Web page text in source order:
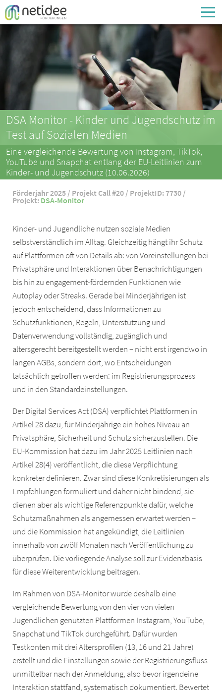
Enter your username or email address
Passwort
Passwort vergessen
DSA Monitor - Kinder und Jugendschutz im
Test auf Sozialen Medien
Eine vergleichende Bewertung von Instagram, TikTok,
YouTube und Snapchat entlang der EU-Leitlinien zum
Kinder- und Jugendschutz (10.06.2026)
Förderjahr 2025 / Projekt Call #20 / ProjektID: 7730 /
Projekt: DSA-Monitor
Kinder- und Jugendliche nutzen soziale Medien
selbstverständlich im Alltag. Gleichzeitig hängt ihr Schutz
auf Plattformen oft von Details ab: von Voreinstellungen bei
Privatsphäre und Interaktionen über Benachrichtigungen
bis hin zu engagement-fördernden Funktionen wie
Autoplay oder Streaks. Gerade bei Minderjährigen ist
jedoch entscheidend, dass Informationen zu
Schutzfunktionen, Regeln, Unterstützung und
Datenverwendung vollständig, zugänglich und
altersgerecht bereitgestellt werden – nicht erst irgendwo in
langen AGBs, sondern dort, wo Entscheidungen
tatsächlich getroffen werden: im Registrierungsprozess
und in den Standardeinstellungen.
Der Digital Services Act (DSA) verpflichtet Plattformen in
Artikel 28 dazu, für Minderjährige ein hohes Niveau an
Privatsphäre, Sicherheit und Schutz sicherzustellen. Die
EU-Kommission hat dazu im Jahr 2025 Leitlinien nach
Artikel 28(4) veröffentlicht, die diese Verpflichtung
konkreter definieren. Zwar sind diese Konkretisierungen als
Empfehlungen formuliert und daher nicht bindend, sie
dienen aber als wichtige Referenzpunkte dafür, welche
Schutzmaßnahmen als angemessen erwartet werden –
und die Kommission hat angekündigt, die Leitlinien
innerhalb von zwölf Monaten nach Veröffentlichung zu
überprüfen. Die vorliegende Analyse soll zur Evidenzbasis
für diese Weiterentwicklung beitragen.
Im Rahmen von DSA-Monitor wurde deshalb eine
vergleichende Bewertung von den vier von vielen
Jugendlichen genutzten Plattformen Instagram, YouTube,
Snapchat und TikTok durchgeführt. Dafür wurden
Testkonten mit drei Altersprofilen (13, 16 und 21 Jahre)
erstellt und die Einstellungen sowie der Registrierungsfluss
unmittelbar nach der Anmeldung, also bevor irgendeine
Interaktion stattfand, systematisch dokumentiert. Bewertet